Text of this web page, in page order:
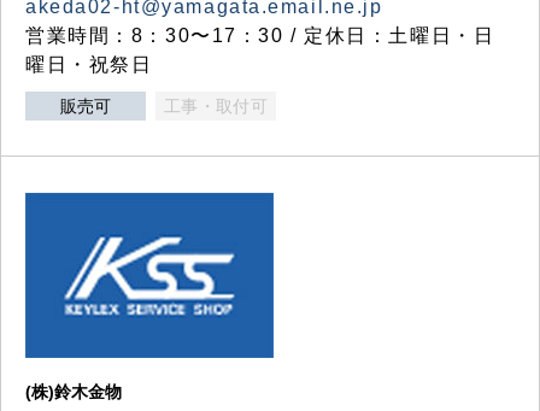
akeda02-ht@yamagata.email.ne.jp
営業時間：8：30〜17：30 / 定休日：土曜日・日
曜日・祝祭日
販売可 工事・取付可
(株)鈴木金物